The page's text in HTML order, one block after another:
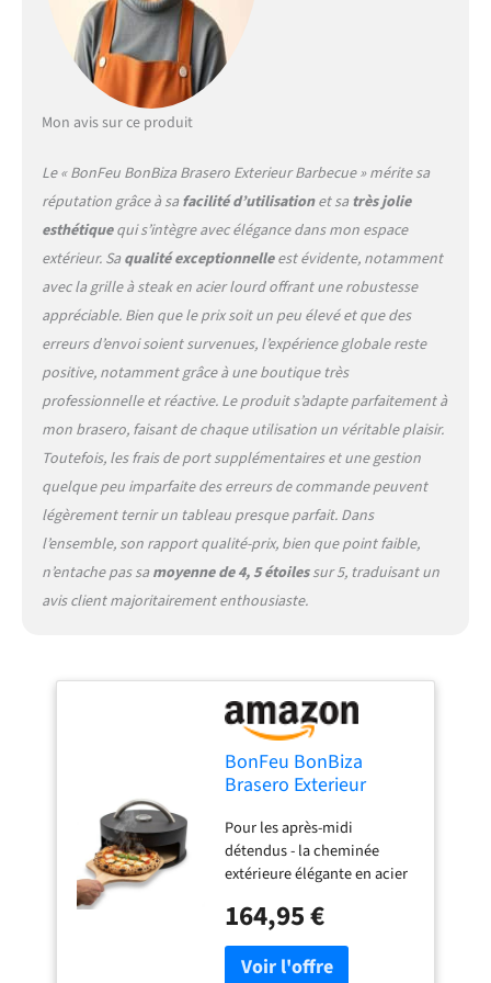
également être utilisé
comme four de cuisine - en
plus d'un bon feu par un
préférées dans notre four à
pas de limites. Expérience et
profiter. Remarque - il est
tout à fait normal pour
l'acier à oxyder. Par
s'oxydera et décolorera
également au fil du temps.
N'ayez pas peur, cela
donnera à sa cheminée
Bonfe son apparence
robuste et stable. Notre
promesse - nous voulons
que ce soit satisfait. C'est
pourquoi nous sommes
toujours à votre disposition.
Si jamais vous avez un
problème avec l'un de nos
produits, n'hésitez pas à
Mon avis sur ce produit
Le « BonFeu BonBiza Brasero Exterieur Barbecue » mérite sa
réputation grâce à safacilité d’utilisationet satrès jolie
esthétiquequi s’intègre avec élégance dans mon espace
extérieur. Saqualité exceptionnelleest évidente, notamment
avec la grille à steak en acier lourd offrant une robustesse
appréciable. Bien que le prix soit un peu élevé et que des
erreurs d’envoi soient survenues, l’expérience globale reste
positive, notamment grâce à une boutique très
professionnelle et réactive. Le produit s’adapte parfaitement à
mon brasero, faisant de chaque utilisation un véritable plaisir.
Toutefois, les frais de port supplémentaires et une gestion
quelque peu imparfaite des erreurs de commande peuvent
légèrement ternir un tableau presque parfait. Dans
l’ensemble, son rapport qualité-prix, bien que point faible,
n’entache pas samoyenne de 4, 5 étoilessur 5, traduisant un
avis client majoritairement enthousiaste.
BonFeu BonBiza
Brasero Exterieur
extérieurs et (Noir,
BonPizza)
Pour les après-midi
détendus - la cheminée
extérieure élégante en acier
pour son apparence
esthétique combinée à une
fonctionnalité sans
164,95 €